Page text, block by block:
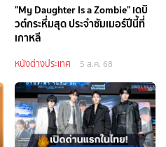
"My Daughter Is a Zombie" เดบิ
วต์กระหึ่มสุด ประจำซัมเมอร์ปีนี้ที่
เกาหลี
หนังต่างประเทศ 5 ส.ค. 68